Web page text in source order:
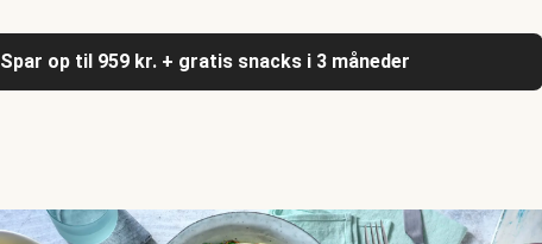
Spar op til 959 kr. + gratis snacks i 3 måneder